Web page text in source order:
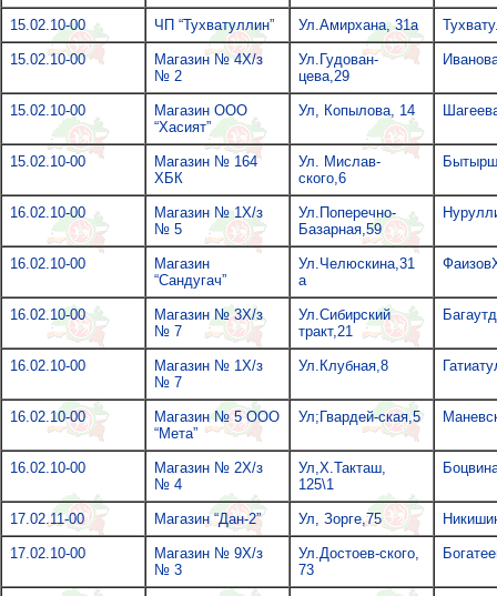
15.02.10-00 ЧП “Тухватуллин” Ул.Амирхана, 31а
15.02.10-00
Магазин № 4Х/з
№ 2
Ул.Гудован-
цева,29
15.02.10-00
Магазин ООО
“Хасият”
Ул, Копылова, 14
15.02.10-00
Магазин № 164
ХБК
Ул. Мислав-
ского,6
16.02.10-00
Магазин № 1Х/з
№ 5
Ул.Поперечно-
Базарная,59
16.02.10-00
Магазин
“Сандугач”
Ул.Челюскина,31
а
16.02.10-00
Магазин № 3Х/з
№ 7
Ул.Сибирский
тракт,21
16.02.10-00
Магазин № 1Х/з
№ 7
Ул.Клубная,8
16.02.10-00
Магазин № 5 ООО
“Мета”
Ул;Гвардей-ская,5
16.02.10-00
Магазин № 2Х/з
№ 4
Ул,Х.Такташ,
125\1
17.02.11-00 Магазин “Дан-2” Ул, Зорге,75
17.02.10-00
Магазин № 9Х/з
№ 3
Ул.Достоев-ского,
73